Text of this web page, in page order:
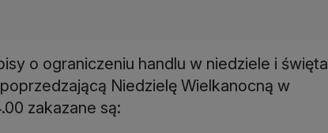
o ograniczeniu handlu w niedziele i święta
Niedzielę Wielkanocną w
zakazane są: